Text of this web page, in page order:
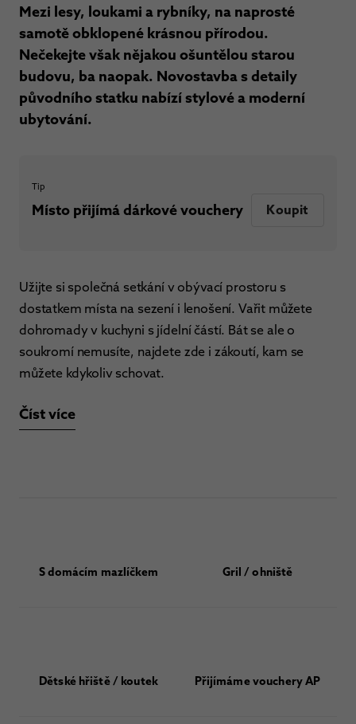
Mezi lesy, loukami a rybníky, na naprosté
samotě obklopené krásnou přírodou.
Nečekejte však nějakou ošuntělou starou
budovu, ba naopak. Novostavba s detaily
původního statku nabízí stylové a moderní
ubytování.
Tip
Místo přijímá dárkové vouchery Koupit
Užijte si společná setkání v obývací prostoru s
dostatkem místa na sezení i lenošení. Vařit můžete
dohromady v kuchyni s jídelní částí. Bát se ale o
soukromí nemusíte, najdete zde i zákoutí, kam se
můžete kdykoliv schovat.
Číst více
S domácím mazlíčkem Gril / ohniště
Dětské hřiště / koutek Přijímáme vouchery AP